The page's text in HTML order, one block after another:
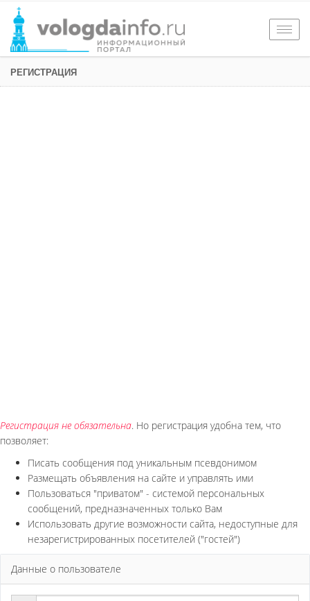
РЕГИСТРАЦИЯ
Регистрация не обязательна. Но регистрация удобна тем, что
позволяет:
Писать сообщения под уникальным псевдонимом
Размещать объявления на сайте и управлять ими
Пользоваться "приватом" - системой персональных
сообщений, предназначенных только Вам
Использовать другие возможности сайта, недоступные для
незарегистрированных посетителей ("гостей")
Данные о пользователе